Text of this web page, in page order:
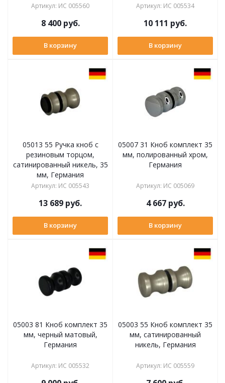
Артикул: ИС 005560
8 400руб.
В корзину
Артикул: ИС 005534
10 111 руб.
В корзину
05013 55 Ручка кноб с
резиновым торцом,
сатинированный никель, 35
мм, Германия
Артикул: ИС 005543
13 689 руб.
В корзину
05007 31 Кноб комплект 35
мм, полированный хром,
Германия
Артикул: ИС 005069
4 667руб.
В корзину
05003 81 Кноб комплект 35
мм, черный матовый,
Германия
Артикул: ИС 005532
05003 55 Кноб комплект 35
мм, сатинированный
никель, Германия
Артикул: ИС 005559